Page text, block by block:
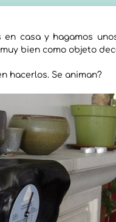
en casa y hagamos
bien como objeto
hacerlos. Se animan?